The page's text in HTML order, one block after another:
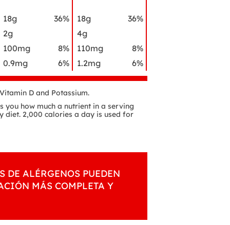
18g 36% 18g
36%
2g
4g
100mg
8% 110mg
8%
0.9mg
6% 1.2mg 6%
D and Potassium.
you how much a nutrient in a serving
2,000 calories a day is used for
ALÉRGENOS PUEDEN
MÁS COMPLETA Y